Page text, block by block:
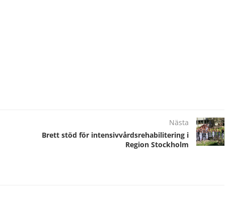
Nästa
Brett stöd för intensivvårdsrehabilitering i
Region Stockholm